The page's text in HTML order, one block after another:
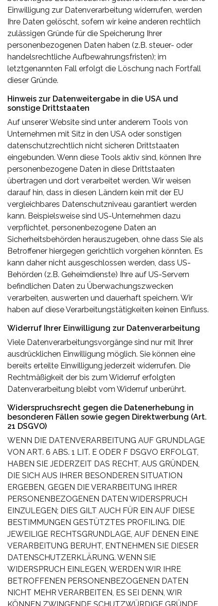
Einwilligung zur Datenverarbeitung widerrufen, werden
Ihre Daten gelöscht, sofern wir keine anderen rechtlich
zulässigen Gründe für die Speicherung Ihrer
personenbezogenen Daten haben (z.B. steuer- oder
handelsrechtliche Aufbewahrungsfristen); im
letztgenannten Fall erfolgt die Löschung nach Fortfall
dieser Gründe.
Hinweis zur Datenweitergabe in die USA und
sonstige Drittstaaten
Auf unserer Website sind unter anderem Tools von
Unternehmen mit Sitz in den USA oder sonstigen
datenschutzrechtlich nicht sicheren Drittstaaten
eingebunden. Wenn diese Tools aktiv sind, können Ihre
personenbezogene Daten in diese Drittstaaten
übertragen und dort verarbeitet werden. Wir weisen
darauf hin, dass in diesen Ländern kein mit der EU
vergleichbares Datenschutzniveau garantiert werden
kann. Beispielsweise sind US-Unternehmen dazu
verpflichtet, personenbezogene Daten an
Sicherheitsbehörden herauszugeben, ohne dass Sie als
Betroffener hiergegen gerichtlich vorgehen könnten. Es
kann daher nicht ausgeschlossen werden, dass US-
Behörden (z.B. Geheimdienste) Ihre auf US-Servern
befindlichen Daten zu Überwachungszwecken
verarbeiten, auswerten und dauerhaft speichern. Wir
haben auf diese Verarbeitungstätigkeiten keinen Einfluss.
Widerruf Ihrer Einwilligung zur Datenverarbeitung
Viele Datenverarbeitungsvorgänge sind nur mit Ihrer
ausdrücklichen Einwilligung möglich. Sie können eine
bereits erteilte Einwilligung jederzeit widerrufen. Die
Rechtmäßigkeit der bis zum Widerruf erfolgten
Datenverarbeitung bleibt vom Widerruf unberührt.
Widerspruchsrecht gegen die Datenerhebung in
besonderen Fällen sowie gegen Direktwerbung (Art.
21 DSGVO)
WENN DIE DATENVERARBEITUNG AUF GRUNDLAGE
VON ART. 6 ABS. 1 LIT. E ODER F DSGVO ERFOLGT,
HABEN SIE JEDERZEIT DAS RECHT, AUS GRÜNDEN,
DIE SICH AUS IHRER BESONDEREN SITUATION
ERGEBEN, GEGEN DIE VERARBEITUNG IHRER
PERSONENBEZOGENEN DATEN WIDERSPRUCH
EINZULEGEN; DIES GILT AUCH FÜR EIN AUF DIESE
BESTIMMUNGEN GESTÜTZTES PROFILING. DIE
JEWEILIGE RECHTSGRUNDLAGE, AUF DENEN EINE
VERARBEITUNG BERUHT, ENTNEHMEN SIE DIESER
DATENSCHUTZERKLÄRUNG. WENN SIE
WIDERSPRUCH EINLEGEN, WERDEN WIR IHRE
BETROFFENEN PERSONENBEZOGENEN DATEN
NICHT MEHR VERARBEITEN, ES SEI DENN, WIR